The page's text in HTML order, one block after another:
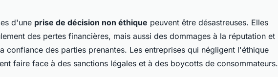
d'une prise de décision non éthique peuvent être désastreuses. Elles
des pertes financières, mais aussi des dommages à la réputation et
confiance des parties prenantes. Les entreprises qui négligent l'éthique
faire face à des sanctions légales et à des boycotts de consommateurs.